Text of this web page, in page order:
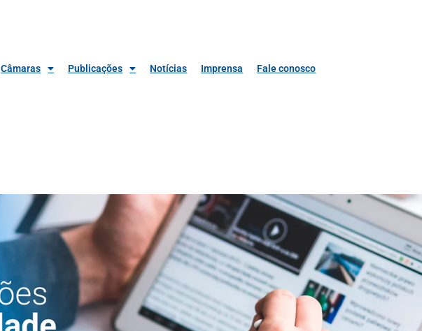
Câmaras Publicações Notícias Imprensa Fale conosco